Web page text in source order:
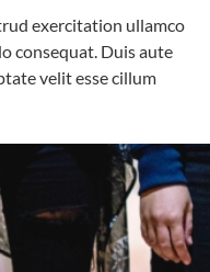
exercitation ullamco
consequat. Duis aute
velit esse cillum